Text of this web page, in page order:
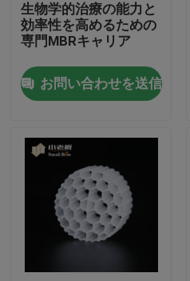
品質管理
私達に連絡しなさい
引用を要求しなさい
MBBRフィルタメディア
MBBRの生物媒体
生物学的治療の能力と
効率性を高めるための
専門MBRキャリア
お問い合わせを送信